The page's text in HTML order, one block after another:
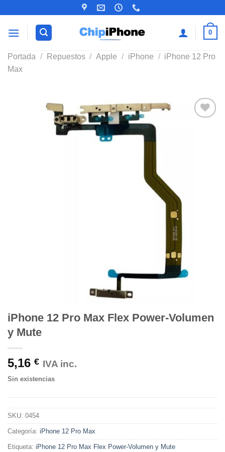
contenido
0
Portada / Repuestos / Apple / iPhone / iPhone 12 Pro
Max
iPhone 12 Pro Max Flex Power-Volumen
y Mute
5,16 € IVA inc.
Sin existencias
SKU: 0454
Categoría: iPhone 12 Pro Max
Etiqueta: iPhone 12 Pro Max Flex Power-Volumen y Mute